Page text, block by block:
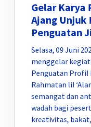
Gelar Karya
Ajang Unjuk
Penguatan
Selasa, 09 Juni
menggelar
Penguatan Profil
Rahmatan lil
semangat dan
wadah bagi
kreativitas,